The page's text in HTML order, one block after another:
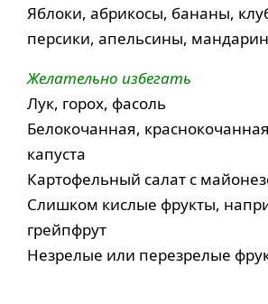
Яблоки, абрикосы, бананы,
персики, апельсины,
Желательно избегать
Лук, горох, фасоль
Белокочанная,
капуста
Картофельный салат с
Слишком кислые фрукты,
грейпфрут
Незрелые или перезрелые